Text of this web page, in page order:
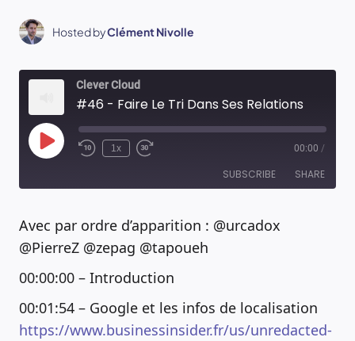
Hosted byClément Nivolle
Clever Cloud
#46 - Faire Le Tri Dans Ses Relations
Play
Episode
1x 00:00 /
SUBSCRIBE SHARE
RSS FEED
SHARE
LINK
EMBED
Avec par ordre d’apparition : @urcadox
@PierreZ @zepag @tapoueh
00:00:00 – Introduction
00:01:54 – Google et les infos de localisation
https://www.businessinsider.fr/us/unredacted-